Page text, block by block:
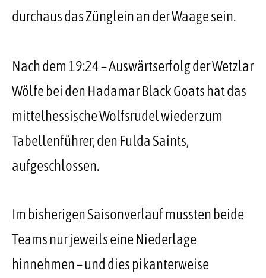
durchaus das Zünglein an der Waage sein.
Nach dem 19:24 – Auswärtserfolg der Wetzlar
Wölfe bei den Hadamar Black Goats hat das
mittelhessische Wolfsrudel wieder zum
Tabellenführer, den Fulda Saints,
aufgeschlossen.
Im bisherigen Saisonverlauf mussten beide
Teams nur jeweils eine Niederlage
hinnehmen – und dies pikanterweise